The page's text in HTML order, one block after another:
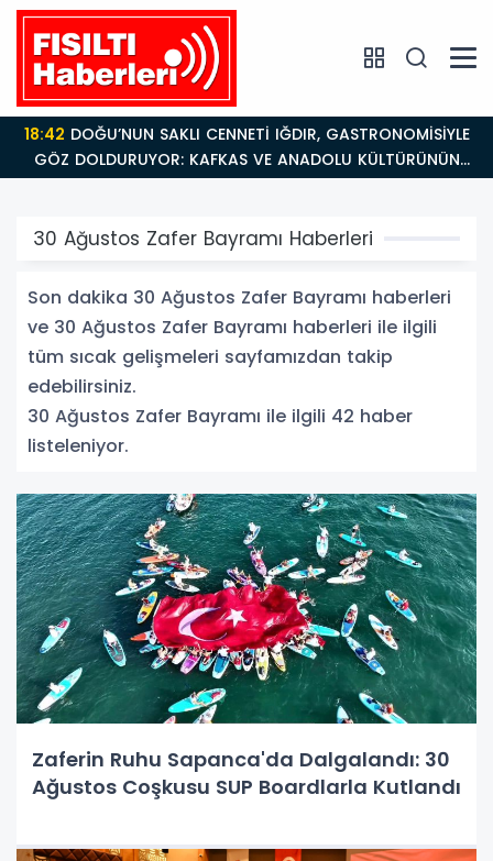
18:26Fısıltı Haberleri Iğdır Tanıtımları Devam Ediyor:
Türkiye’nin Doğu Kapısı Iğdır’ın Saklı Cennetleri
Keşfedilmeyi Bekliyor
30 Ağustos Zafer Bayramı Haberleri
Son dakika 30 Ağustos Zafer Bayramı haberleri
ve 30 Ağustos Zafer Bayramı haberleri ile ilgili
tüm sıcak gelişmeleri sayfamızdan takip
edebilirsiniz.
30 Ağustos Zafer Bayramı ile ilgili 42 haber
listeleniyor.
Zaferin Ruhu Sapanca'da Dalgalandı: 30
Ağustos Coşkusu SUP Boardlarla Kutlandı